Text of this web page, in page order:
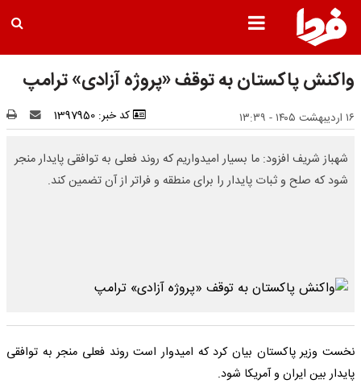
واکنش پاکستان به توقف «پروژه آزادی» ترامپ
۱۶ اردیبهشت ۱۴۰۵ - ۱۳:۳۹ کد خبر: 1397950
شهباز شریف افزود: ما بسیار امیدواریم که روند فعلی به توافقی پایدار منجر
شود که صلح و ثبات پایدار را برای منطقه و فراتر از آن تضمین کند.
نخست وزیر پاکستان بیان کرد که امیدوار است روند فعلی منجر به توافقی
پایدار بین ایران و آمریکا شود.